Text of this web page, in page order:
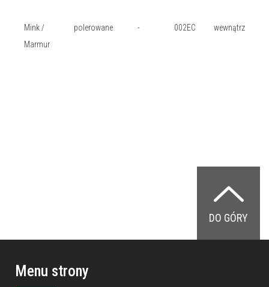
Mink /
Marmur
polerowane - 002EC wewnątrz
DO GÓRY
Menu strony